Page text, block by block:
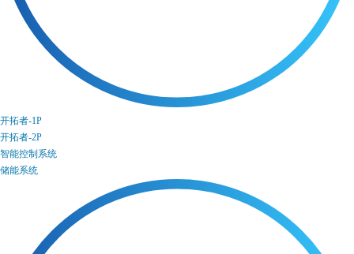
开拓者-1P
开拓者-2P
智能控制系统
储能系统